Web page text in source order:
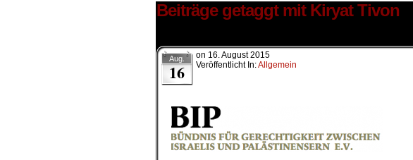
Beiträge getaggt mit Kiryat Tivon
Aug.
16
on 16. August 2015
Veröffentlicht In:Allgemein